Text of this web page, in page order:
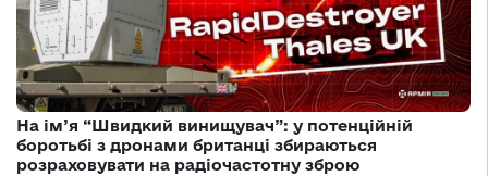
На ім’я “Швидкий винищувач”: у потенційній
боротьбі з дронами британці збираються
розраховувати на радіочастотну зброю